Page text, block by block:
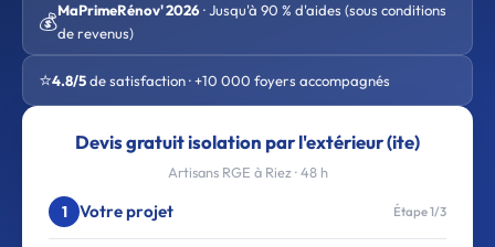
💰MaPrimeRénov' 2026· Jusqu'à 90 % d'aides (sous conditions
de revenus)
⭐4.8/5de satisfaction · +10 000 foyers accompagnés
Devis gratuit isolation par l'extérieur (ite)
Artisans RGE à Riez · 48 h
1 Votre projet Étape 1/3